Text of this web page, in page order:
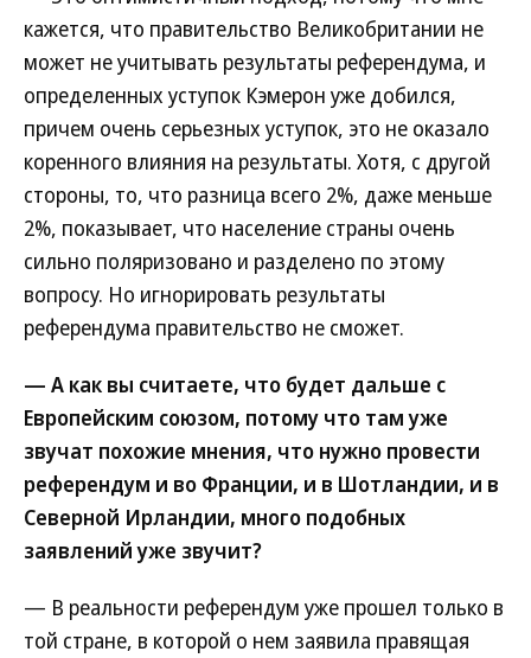
кажется, что правительство Великобритании не
может не учитывать результаты референдума, и
определенных уступок Кэмерон уже добился,
причем очень серьезных уступок, это не оказало
коренного влияния на результаты. Хотя, с другой
стороны, то, что разница всего 2%, даже меньше
2%, показывает, что население страны очень
сильно поляризовано и разделено по этому
вопросу. Но игнорировать результаты
референдума правительство не сможет.
— А как вы считаете, что будет дальше с
Европейским союзом, потому что там уже
звучат похожие мнения, что нужно провести
референдум и во Франции, и в Шотландии, и в
Северной Ирландии, много подобных
заявлений уже звучит?
— В реальности референдум уже прошел только в
той стране, в которой о нем заявила правящая